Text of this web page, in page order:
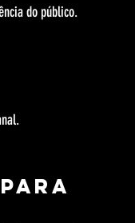
do público.